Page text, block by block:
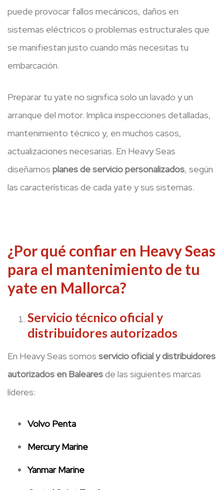
puede provocar fallos mecánicos, daños en
sistemas eléctricos o problemas estructurales que
se manifiestan justo cuando más necesitas tu
embarcación.
Preparar tu yate no significa solo un lavado y un
arranque del motor. Implica inspecciones detalladas,
mantenimiento técnico y, en muchos casos,
actualizaciones necesarias. En Heavy Seas
diseñamos planes de servicio personalizados, según
las características de cada yate y sus sistemas.
¿Por qué confiar en Heavy Seas
para el mantenimiento de tu
yate en Mallorca?
Servicio técnico oficial y
distribuidores autorizados
En Heavy Seas somos servicio oficial y distribuidores
autorizados en Balearesde las siguientes marcas
líderes:
Volvo Penta
Mercury Marine
Yanmar Marine